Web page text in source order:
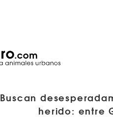
Buscan
herido: entre